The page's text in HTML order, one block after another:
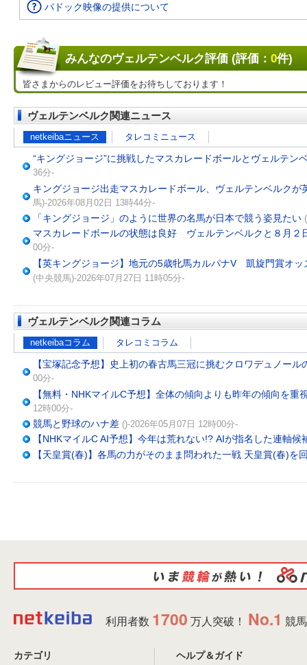
パドック映像の提供について
みんなのヴェルテンベルク評価 (評価： 0件)
皆さまからのレビュー評価をお待ちしております！
ヴェルテンベルク関連ニュース
netkeibaニュース タレコミニュース
“キングジョージ”に挑戦したマスカレードボールとヴェルテン
36分-
キングジョージ出走マスカレードボール、ヴェルテンベルク
馬)-2026年08月02日 13時44分-
「キングジョージ」のように世界の名馬が日本で競う姿見たい
マスカレードボールの状態は良好 ヴェルテンベルクと８月２
00分-
【英キングジョージ】地元の5歳牝馬カルパナV 凱旋門賞
(中央競馬)-2026年07月27日 11時05分-
ヴェルテンベルク関連コラム
netkeibaコラム タレコミコラム
【宝塚記念予想】史上初の春古馬三冠に挑むクロワデュノー
00分-
【無料・NHKマイルC予想】全体の傾向よりも昨年の傾向を重
12時00分-
競馬と野球のハナ差 ()-2026年05月07日 12時00分-
【NHKマイルC AI予想】今年は荒れない!? AIが指名した連軸候
【天皇賞(春)】各馬の力がそのまま問われた一戦 天皇賞(春)を
利用者数 1700 万人突破！ No.1 競
カテゴリ ヘルプ＆ガイド